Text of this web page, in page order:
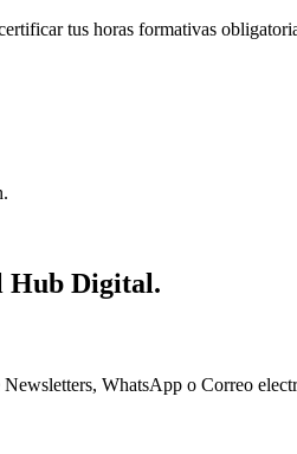
tus horas formativas
Hub Digital.
WhatsApp o Correo